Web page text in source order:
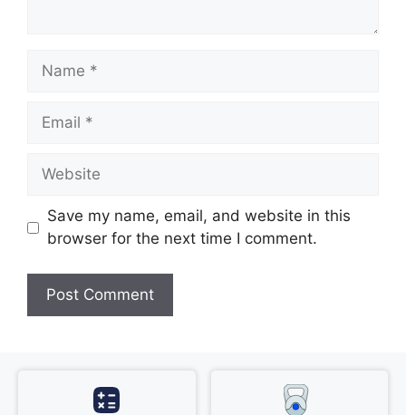
Name
Email
Website
Save my name, email, and website in this
browser for the next time I comment.